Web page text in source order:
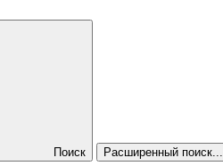
Поиск Расширенный поиск...